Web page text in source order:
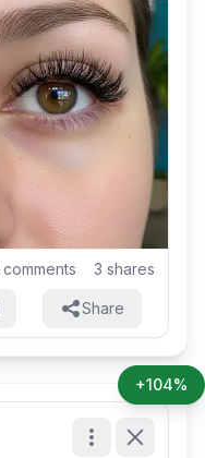
comments 3 shares
Share
+104%